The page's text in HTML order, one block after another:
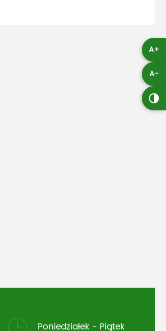
A+
A-
Poniedziałek - Piątek